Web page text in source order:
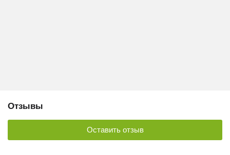
Отзывы
Оставить отзыв